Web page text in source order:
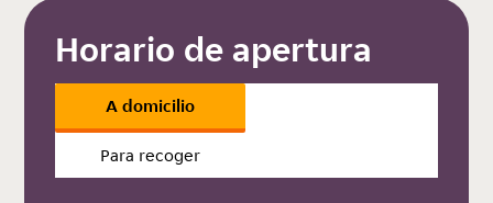
Horario de apertura
A domicilio
Para recoger